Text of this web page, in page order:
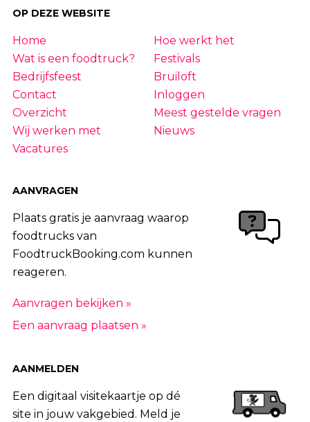
OP DEZE WEBSITE
Home
Hoe werkt het
Wat is een foodtruck?
Festivals
Bedrijfsfeest
Bruiloft
Contact
Inloggen
Overzicht
Meest gestelde vragen
Wij werken met
Nieuws
Vacatures
AANVRAGEN
Plaats gratis je aanvraag waarop
foodtrucks van
FoodtruckBooking.com kunnen
reageren.
Aanvragen bekijken »
Een aanvraag plaatsen »
AANMELDEN
Een digitaal visitekaartje op dé
site in jouw vakgebied. Meld je